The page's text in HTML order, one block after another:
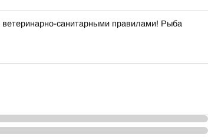
ветеринарно-санитарными правилами! Рыба